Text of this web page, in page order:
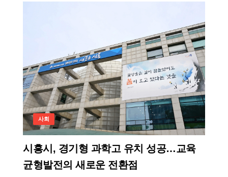
사회
시흥시, 경기형 과학고 유치 성공…교육
균형발전의 새로운 전환점